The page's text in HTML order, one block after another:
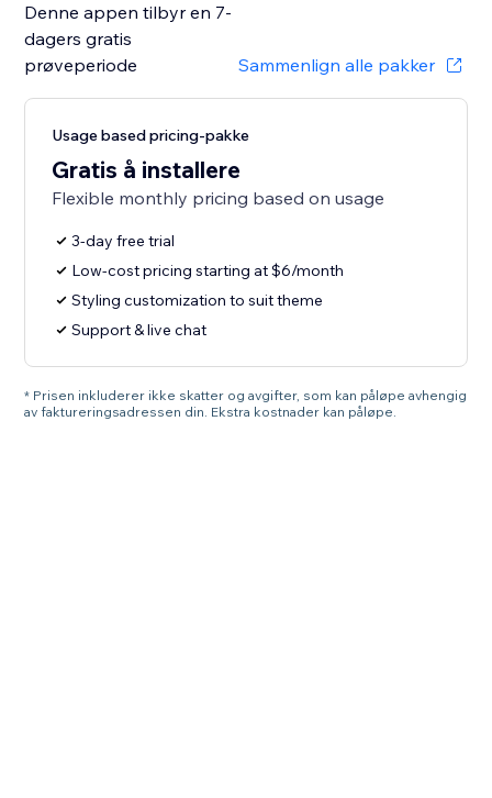
Denne appen tilbyr en 7-
dagers gratis
prøveperiode
Sammenlign alle pakker
Usage based pricing-pakke
Gratis å installere
Flexible monthly pricing based on usage
3-day free trial
Low-cost pricing starting at $6/month
Styling customization to suit theme
Support & live chat
* Prisen inkluderer ikke skatter og avgifter, som kan påløpe avhengig
av faktureringsadressen din. Ekstra kostnader kan påløpe.